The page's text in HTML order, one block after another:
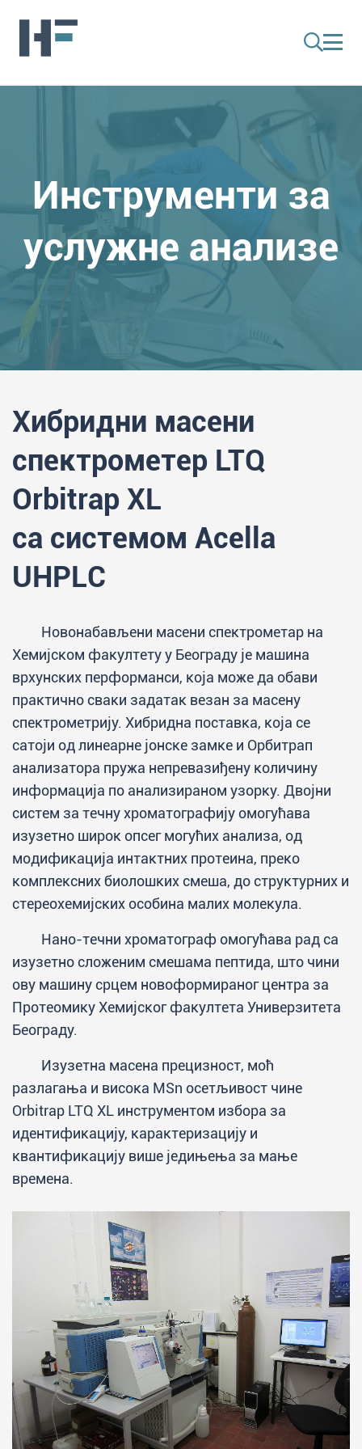
Инструменти за
услужне анализе
Хибридни масени
спектрометер LTQ
Orbitrap XL
са системом Acella
UHPLC
Новонабављени масени спектрометар на
Хемијском факултету у Београду је машина
врхунских перформанси, која може да обави
практично сваки задатак везан за масену
спектрометрију. Хибридна поставка, која се
сатоји од линеарне јонске замке и Орбитрап
анализатора пружа непревазиђену количину
информација по анализираном узорку. Двојни
систем за течну хроматографију омогућава
изузетно широк опсег могућих анализа, од
модификација интактних протеина, преко
комплексних биолошких смеша, до структурних и
стереохемијских особина малих молекула.
Нано-течни хроматограф омогућава рад са
изузетно сложеним смешама пептида, што чини
ову машину срцем новоформираног центра за
Протеомику Хемијског факултета Универзитета
Београду.
Изузетна масена прецизност, моћ
разлагања и висока MSn осетљивост чине
Orbitrap LTQ XL инструментом избора за
идентификацију, карактеризацију и
квантификацију више једињења за мање
времена.